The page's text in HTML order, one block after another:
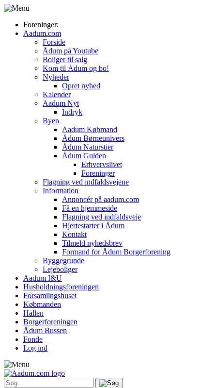
Foreninger:
Aadum.com
Forside
Ådum på Youtube
Boliger til salg
Kom til Ådum og bo!
Nyheder
Opret nyhed
Kalender
Aadum Nyt
Indryk
Byen
Aadum Købmand
Ådum Børneunivers
Ådum Naturstier
Ådum Guiden
Erhvervslivet
Foreninger
Flagning ved indfaldsvejene
Information
Annoncér på aadum.com
Få en hjemmeside
Flagning ved indfaldsveje
Hjertestarter i Ådum
Kontakt
Tilmeld nyhedsbrev
Formand for Ådum Borgerforening
Byggegrunde
Lejeboliger
Aadum I&U
Husholdningsforeningen
Forsamlingshuset
Købmanden
Hallen
Borgerforeningen
Ådum Bussen
Fonde
Log ind